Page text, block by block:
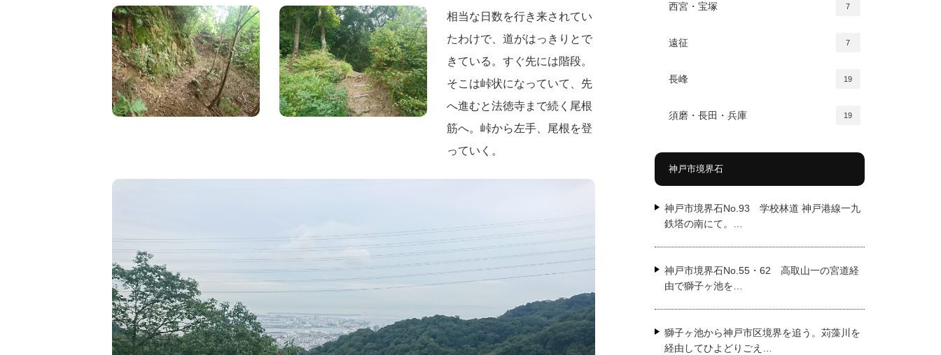
相当な日数を行き来されてい
たわけで、道がはっきりとで
きている。すぐ先には階段。
そこは峠状になっていて、先
へ進むと法徳寺まで続く尾根
筋へ。峠から左手、尾根を登
っていく。
西宮・宝塚 7
遠征 7
長峰 19
須磨・長田・兵庫 19
神戸市境界石
神戸市境界石No.93 学校林道 神戸港線一九
鉄塔の南にて。…
神戸市境界石No.55・62 高取山一の宮道経
由で獅子ヶ池を…
獅子ヶ池から神戸市区境界を追う。苅藻川を
経由してひよどりごえ…